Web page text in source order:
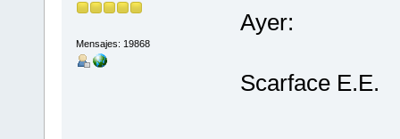
Mensajes: 19868
Ayer:
Scarface E.E.